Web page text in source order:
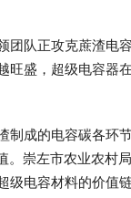
团队正攻克蔗渣电
旺盛，超级电容器
制成的电容碳各环
崇左市农业农村
级电容材料的价值